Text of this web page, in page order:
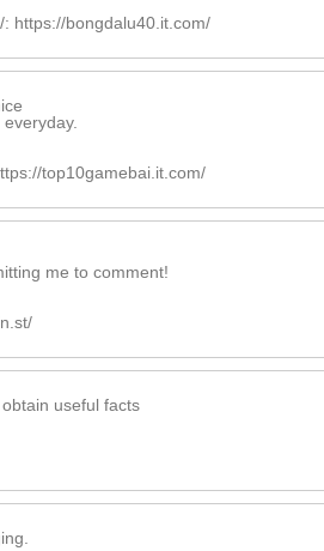
https://bongdalu40.it.com/
top10gamebai.it.com/
me to comment!
useful facts